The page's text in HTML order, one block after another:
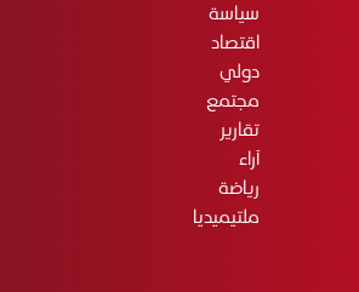
سياسة
اقتصاد
دولي
مجتمع
تقارير
آراء
رياضة
ملتيميديا